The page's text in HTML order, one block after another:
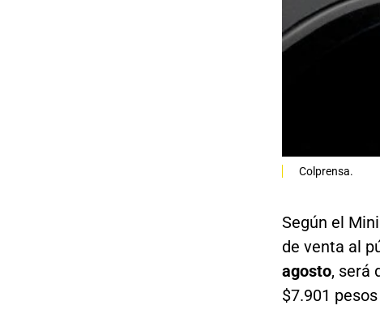
Colprensa.
Según el
de venta al
agosto, será
$7.901